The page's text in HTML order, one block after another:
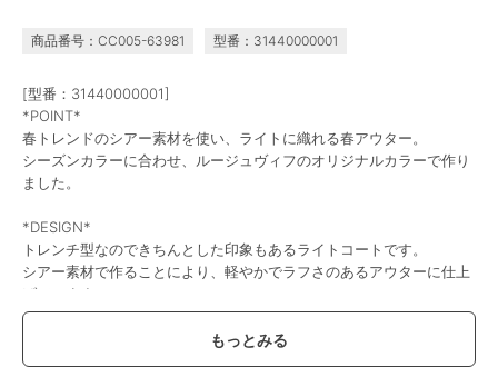
商品番号：CC005-63981 型番：31440000001
[型番：31440000001]
*POINT*
春トレンドのシアー素材を使い、ライトに織れる春アウター。
シーズンカラーに合わせ、ルージュヴィフのオリジナルカラーで作り
ました。
*DESIGN*
トレンチ型なのできちんとした印象もあるライトコートです。
シアー素材で作ることにより、軽やかでラフさのあるアウターに仕上
げています。
タックでボリュームを出した袖がポイントで、袖口にベルトが付いて
いるので、きつく結んで袖をたくし上げてフォルムを出すのがおすす
めです。